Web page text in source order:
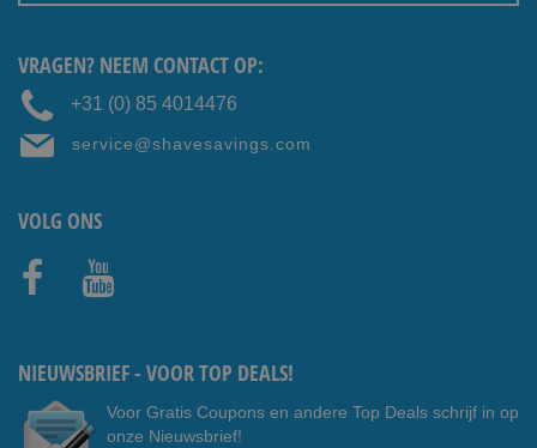
VRAGEN? NEEM CONTACT OP:
+31 (0) 85 4014476
service@shavesavings.com
VOLG ONS
NIEUWSBRIEF - VOOR TOP DEALS!
Voor Gratis Coupons en andere Top Deals schrijf in op
onze Nieuwsbrief!